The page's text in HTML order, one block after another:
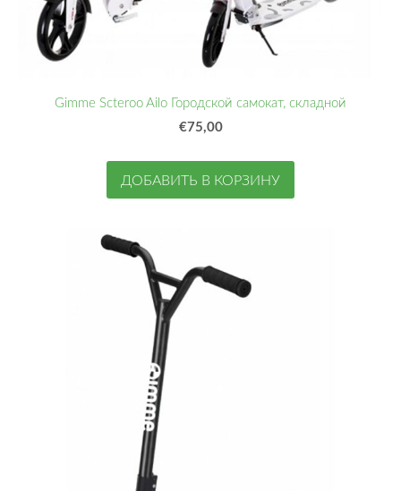
Gimme Scteroo Ailo Городской самокат, складной
€75,00
ДОБАВИТЬ В КОРЗИНУ